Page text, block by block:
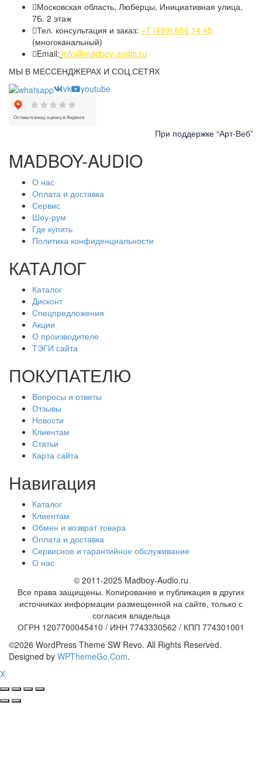
Московская область, Люберцы, Инициативная улица,
7Б. 2 этаж
Тел. консультация и заказ: +7 (499) 686 14 45
(многоканальный)
Email: info@madboy-audio.ru
МЫ В МЕССЕНДЖЕРАХ И СОЦ.СЕТЯХ
vk
youtube
При поддержке “Арт-Веб”
MADBOY-AUDIO
О нас
Оплата и доставка
Сервис
Шоу-рум
Где купить
Политика конфиденциальности
КАТАЛОГ
Каталог
Дисконт
Спецпредложения
Акции
О производителе
ТЭГИ сайта
ПОКУПАТЕЛЮ
Вопросы и ответы
Отзывы
Новости
Клиентам
Статьи
Карта сайта
Навигация
Каталог
Клиентам
Обмен и возврат товара
Оплата и доставка
Сервисное и гарантийное обслуживание
О нас
© 2011-2025 Madboy-Audio.ru
Все права защищены. Копирование и публикация в других
источниках информации размещенной на сайте, только с
согласия владельца
ОГРН 1207700045410 / ИНН 7743330562 / КПП 774301001
©2026 WordPress Theme SW Revo. All Rights Reserved.
Designed by WPThemeGo.Com.
X